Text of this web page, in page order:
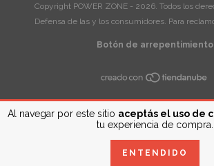
Al navegar por este sitio aceptás el uso de
tu experiencia de compra.
ENTENDIDO
Copyright POWER ZONE - 2026. Todos los
Defensa de las y los consumidores. Para
Botón de arrepentimiento